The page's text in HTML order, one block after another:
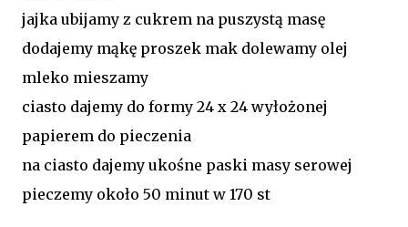
jajka ubijamy z cukrem na puszystą masę
dodajemy mąkę proszek mak dolewamy olej
mleko mieszamy
ciasto dajemy do formy 24 x 24 wyłożonej
papierem do pieczenia
na ciasto dajemy ukośne paski masy serowej
pieczemy około 50 minut w 170 st